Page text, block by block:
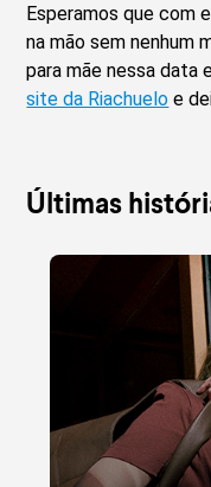
Esperamos que com
na mão sem nenhum
para mãe nessa data
site da Riachuelo e
Últimas